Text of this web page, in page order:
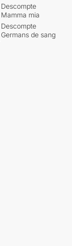
Descompte
Mamma mia
Descompte
Germans de sang